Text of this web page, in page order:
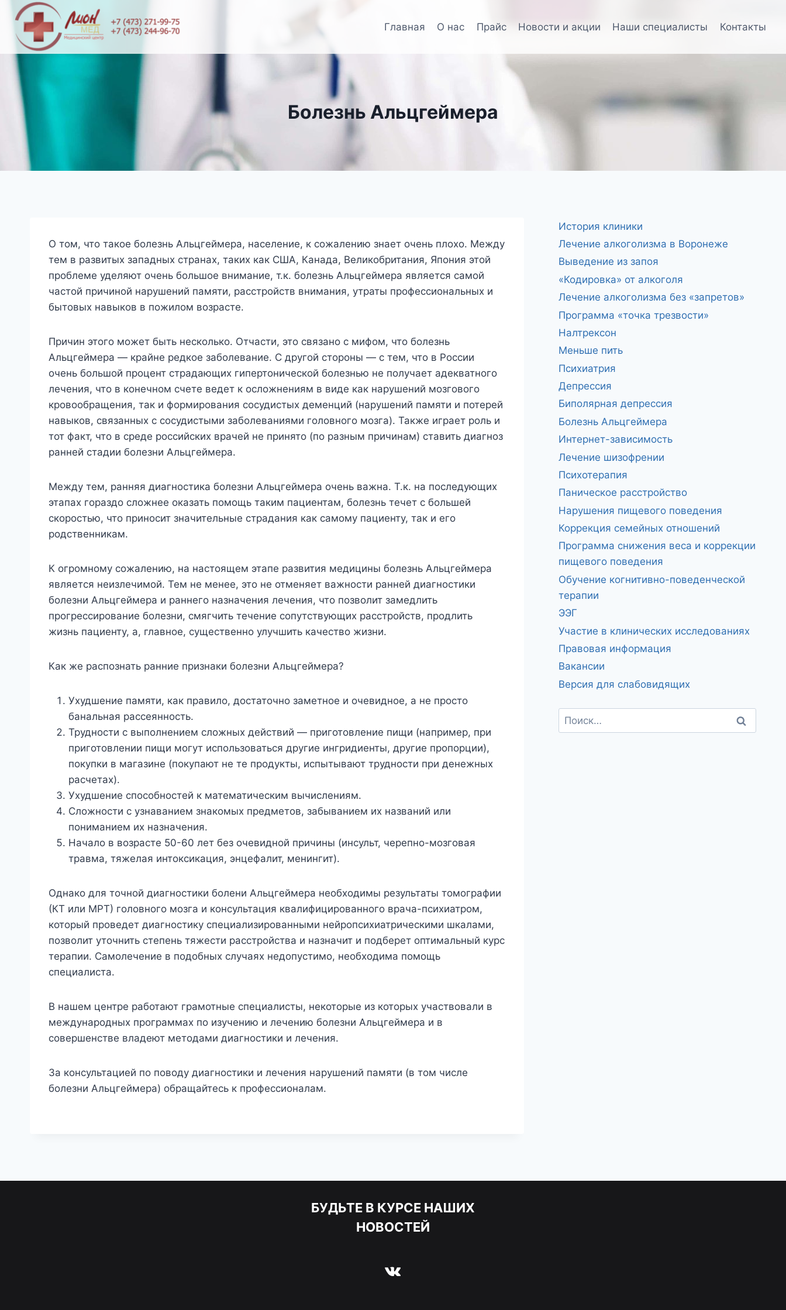
Перейти
содержимому
Главная О нас Прайс Новости и акции Наши специалисты Контакты
Болезнь Альцгеймера
О том, что такое болезнь Альцгеймера, население, к сожалению знает очень плохо. Между
тем в развитых западных странах, таких как США, Канада, Великобритания, Япония этой
проблеме уделяют очень большое внимание, т.к. болезнь Альцгеймера является самой
частой причиной нарушений памяти, расстройств внимания, утраты профессиональных и
бытовых навыков в пожилом возрасте.
Причин этого может быть несколько. Отчасти, это связано с мифом, что болезнь
Альцгеймера — крайне редкое заболевание. С другой стороны — с тем, что в России
очень большой процент страдающих гипертонической болезнью не получает адекватного
лечения, что в конечном счете ведет к осложнениям в виде как нарушений мозгового
кровообращения, так и формирования сосудистых деменций (нарушений памяти и потерей
навыков, связанных с сосудистыми заболеваниями головного мозга). Также играет роль и
тот факт, что в среде российских врачей не принято (по разным причинам) ставить диагноз
ранней стадии болезни Альцгеймера.
Между тем, ранняя диагностика болезни Альцгеймера очень важна. Т.к. на последующих
этапах гораздо сложнее оказать помощь таким пациентам, болезнь течет с большей
скоростью, что приносит значительные страдания как самому пациенту, так и его
родственникам.
К огромному сожалению, на настоящем этапе развития медицины болезнь Альцгеймера
является неизлечимой. Тем не менее, это не отменяет важности ранней диагностики
болезни Альцгеймера и раннего назначения лечения, что позволит замедлить
прогрессирование болезни, смягчить течение сопутствующих расстройств, продлить
жизнь пациенту, а, главное, существенно улучшить качество жизни.
Как же распознать ранние признаки болезни Альцгеймера?
Ухудшение памяти, как правило, достаточно заметное и очевидное, а не просто
банальная рассеянность.
Трудности с выполнением сложных действий — приготовление пищи (например, при
приготовлении пищи могут использоваться другие ингридиенты, другие пропорции),
покупки в магазине (покупают не те продукты, испытывают трудности при денежных
расчетах).
Ухудшение способностей к математическим вычислениям.
Сложности с узнаванием знакомых предметов, забыванием их названий или
пониманием их назначения.
Начало в возрасте 50-60 лет без очевидной причины (инсульт, черепно-мозговая
травма, тяжелая интоксикация, энцефалит, менингит).
Однако для точной диагностики болени Альцгеймера необходимы результаты томографии
(КТ или МРТ) головного мозга и консультация квалифицированного врача-психиатром,
который проведет диагностику специализированными нейропсихиатрическими шкалами,
позволит уточнить степень тяжести расстройства и назначит и подберет оптимальный курс
терапии. Самолечение в подобных случаях недопустимо, необходима помощь
специалиста.
В нашем центре работают грамотные специалисты, некоторые из которых участвовали в
международных программах по изучению и лечению болезни Альцгеймера и в
совершенстве владеют методами диагностики и лечения.
За консультацией по поводу диагностики и лечения нарушений памяти (в том числе
болезни Альцгеймера) обращайтесь к профессионалам.
История клиники
Лечение алкоголизма в Воронеже
Выведение из запоя
«Кодировка» от алкоголя
Лечение алкоголизма без «запретов»
Программа «точка трезвости»
Налтрексон
Меньше пить
Психиатрия
Депрессия
Биполярная депрессия
Болезнь Альцгеймера
Интернет-зависимость
Лечение шизофрении
Психотерапия
Паническое расстройство
Нарушения пищевого поведения
Коррекция семейных отношений
Программа снижения веса и коррекции
пищевого поведения
Обучение когнитивно-поведенческой
терапии
ЭЭГ
Участие в клинических исследованиях
Правовая информация
Вакансии
Версия для слабовидящих
Найти:
БУДЬТЕ В КУРСЕ НАШИХ
НОВОСТЕЙ